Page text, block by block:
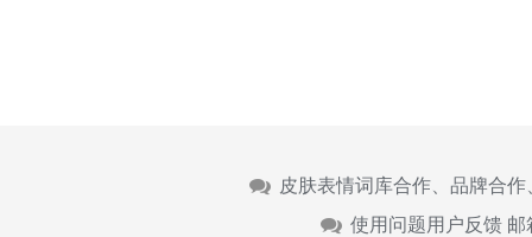
皮肤表情词库合作、品牌合
使用问题用户反馈 邮